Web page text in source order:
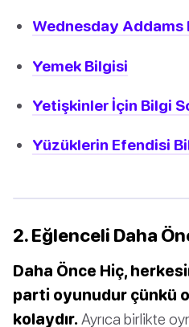
Wednesday Addams
Yemek Bilgisi
Yetişkinler İçin Bilgi
Yüzüklerin Efendisi
2. Eğlenceli Daha
Daha Önce Hiç,
parti oyunudur çünkü
kolaydır. Ayrıca birlikte